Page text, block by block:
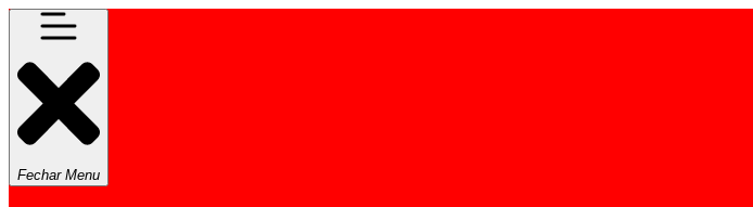
Fechar Menu